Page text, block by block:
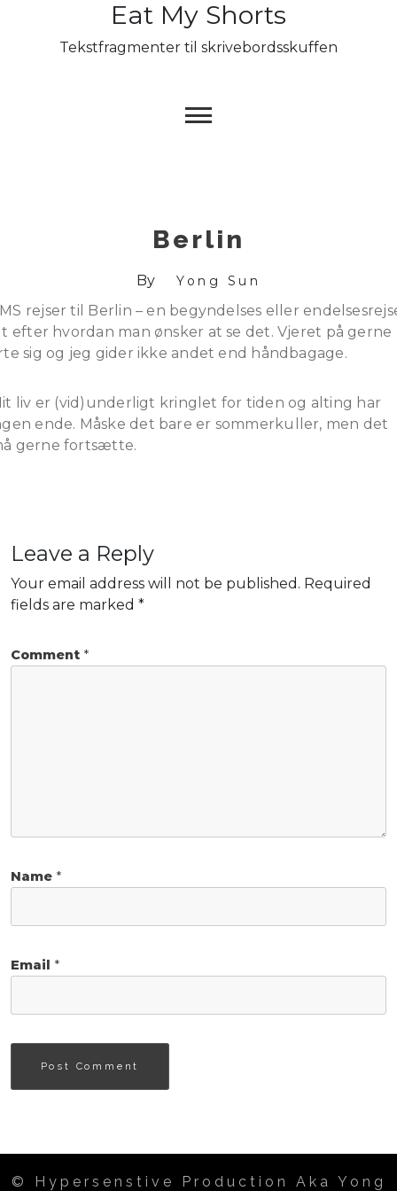
Eat My Shorts
Tekstfragmenter til skrivebordsskuffen
Berlin
By Yong Sun
rejser til Berlin – en begyndelses eller
efter hvordan man ønsker at se det. Vjeret på gerne
sig og jeg gider ikke andet end håndbagage.
liv er (vid)underligt kringlet for tiden og alting har
ende. Måske det bare er sommerkuller, men det
gerne fortsætte.
Leave a Reply
Your email address will not be published. Required
fields are marked *
Comment *
Name *
Email *
© Hypersenstive Production Aka Yong